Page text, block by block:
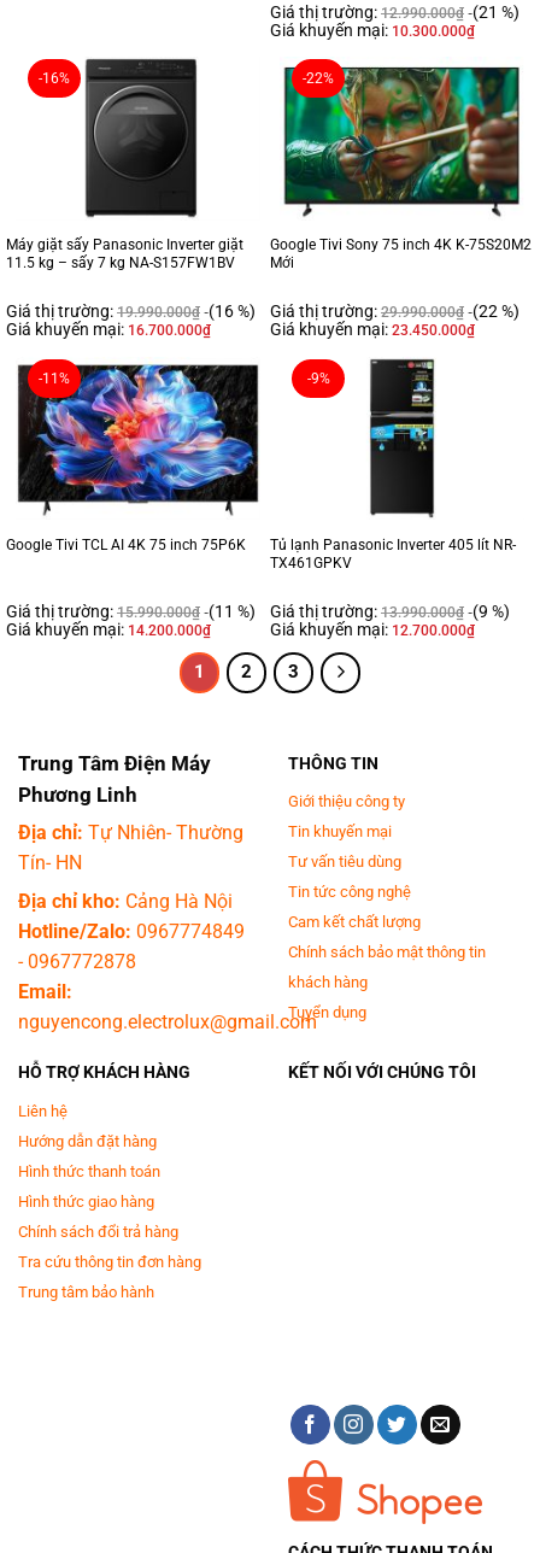
Giá thị trường: 12.990.000₫ (21 %)
Giá khuyến mại: 10.300.000₫
-16%
Máy giặt sấy Panasonic Inverter giặt
11.5 kg – sấy 7 kg NA-S157FW1BV
Giá thị trường: 19.990.000₫ (16 %)
Giá khuyến mại: 16.700.000₫
-22%
Google Tivi Sony 75 inch 4K K-75S20M2
Mới
Giá thị trường: 29.990.000₫ (22 %)
Giá khuyến mại: 23.450.000₫
-11%
Google Tivi TCL AI 4K 75 inch 75P6K
Giá thị trường: 15.990.000₫ (11 %)
Giá khuyến mại: 14.200.000₫
-9%
Tủ lạnh Panasonic Inverter 405 lít NR-
TX461GPKV
Giá thị trường: 13.990.000₫ (9 %)
Giá khuyến mại: 12.700.000₫
1 2 3
Trung Tâm Điện Máy
Phương Linh
Địa chỉ: Tự Nhiên- Thường
Tín- HN
Địa chỉ kho: Cảng Hà Nội
Hotline/Zalo: 0967774849
-0967772878
Email:
nguyencong.electrolux@gmail.com
THÔNG TIN
Giới thiệu công ty
Tin khuyến mại
Tư vấn tiêu dùng
Tin tức công nghệ
Cam kết chất lượng
Chính sách bảo mật thông tin
khách hàng
Tuyển dụng
HỖ TRỢ KHÁCH HÀNG
Liên hệ
Hướng dẫn đặt hàng
Hình thức thanh toán
Hình thức giao hàng
Chính sách đổi trả hàng
Tra cứu thông tin đơn hàng
Trung tâm bảo hành
KẾT NỐI VỚI CHÚNG TÔI